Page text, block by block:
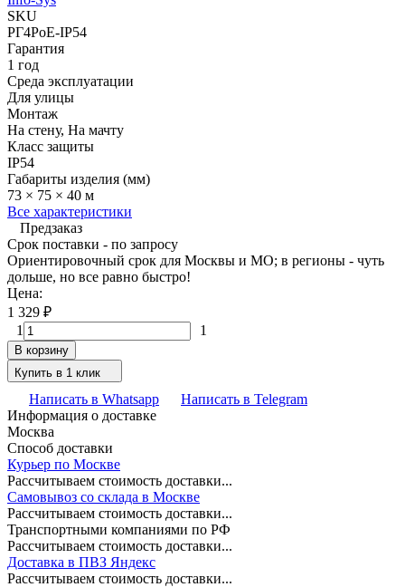
SKU
РГ4PoE-IP54
Гарантия
1 год
Среда эксплуатации
Для улицы
Монтаж
На стену, На мачту
Класс защиты
IP54
Габариты изделия (мм)
73 × 75 × 40 м
Все характеристики
Предзаказ
Срок поставки - по запросу
Ориентировочный срок для Москвы и МО; в регионы - чуть
дольше, но все равно быстро!
Цена:
1 329 ₽
1
1
В корзину
Купить в 1 клик
Написать в Whatsapp
Написать в Telegram
Информация о доставке
Москва
Способ доставки
Курьер по Москве
Рассчитываем стоимость доставки...
Самовывоз со склада в Москве
Рассчитываем стоимость доставки...
Транспортными компаниями по РФ
Рассчитываем стоимость доставки...
Доставка в ПВЗ Яндекс
Рассчитываем стоимость доставки...